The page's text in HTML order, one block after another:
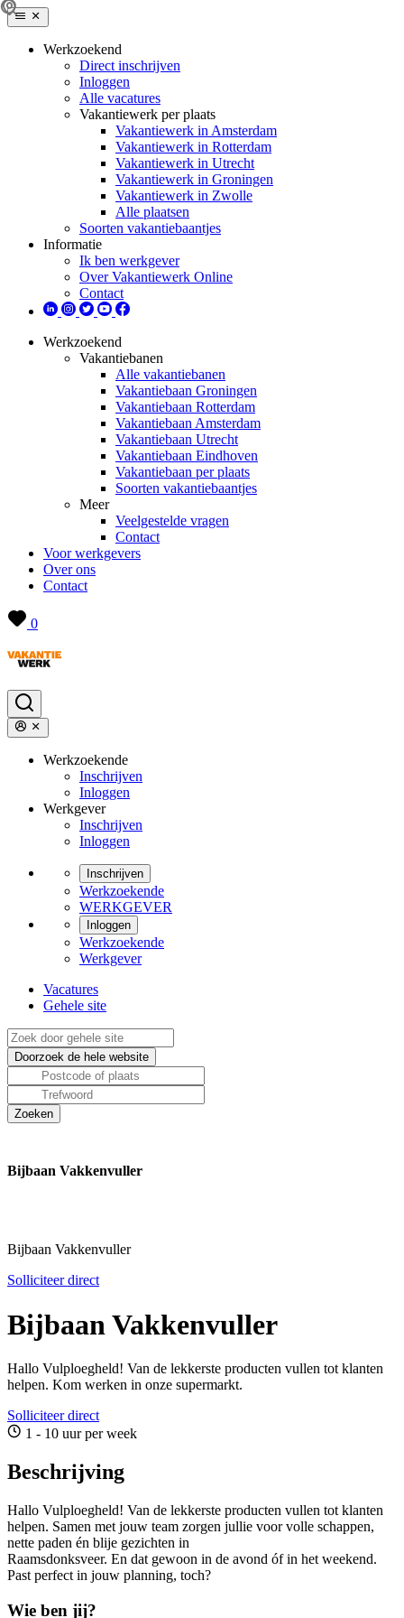
Werkzoekend
Direct inschrijven
Inloggen
Alle vacatures
Vakantiewerk per plaats
Vakantiewerk in Amsterdam
Vakantiewerk in Rotterdam
Vakantiewerk in Utrecht
Vakantiewerk in Groningen
Vakantiewerk in Zwolle
Alle plaatsen
Soorten vakantiebaantjes
Informatie
Ik ben werkgever
Over Vakantiewerk Online
Contact
Werkzoekend
Vakantiebanen
Alle vakantiebanen
Vakantiebaan Groningen
Vakantiebaan Rotterdam
Vakantiebaan Amsterdam
Vakantiebaan Utrecht
Vakantiebaan Eindhoven
Vakantiebaan per plaats
Soorten vakantiebaantjes
Meer
Veelgestelde vragen
Contact
Voor werkgevers
Over ons
Contact
0
Werkzoekende
Inschrijven
Inloggen
Werkgever
Inschrijven
Inloggen
Inschrijven
Werkzoekende
WERKGEVER
Inloggen
Werkzoekende
Werkgever
Vacatures
Gehele site
Bijbaan Vakkenvuller
Bijbaan Vakkenvuller
Solliciteer direct
Bijbaan Vakkenvuller
Hallo Vulploegheld! Van de lekkerste producten vullen tot klanten
helpen. Kom werken in onze supermarkt.
Solliciteer direct
1 - 10 uur per week
Beschrijving
Hallo Vulploegheld! Van de lekkerste producten vullen tot klanten
helpen. Samen met jouw team zorgen jullie voor volle schappen,
nette paden én blije gezichten in
Raamsdonksveer. En dat gewoon in de avond óf in het weekend.
Past perfect in jouw planning, toch?
Wie ben jij?